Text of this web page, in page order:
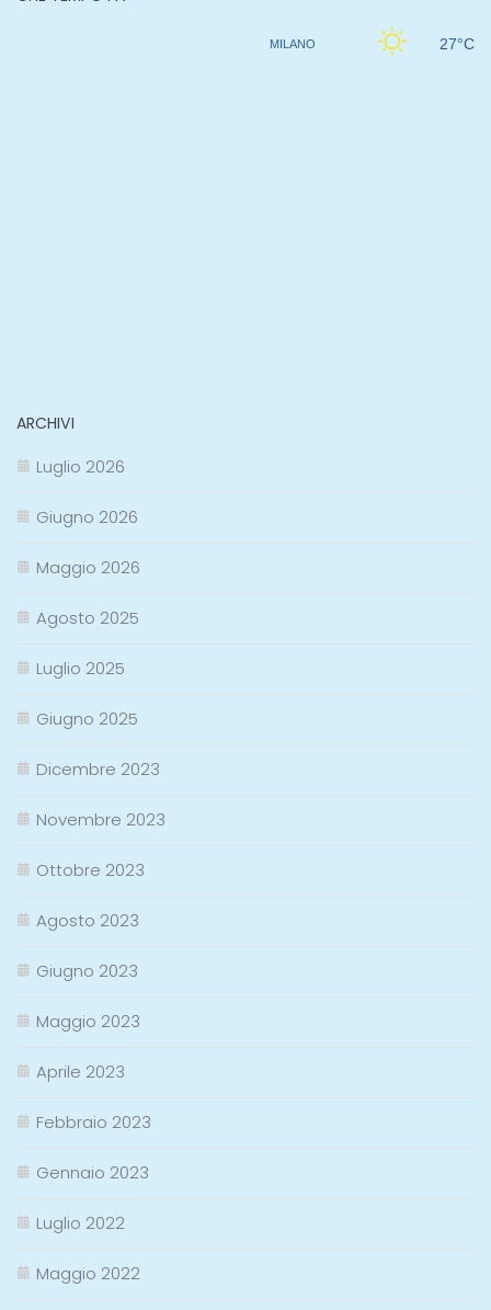
ARCHIVI
Luglio 2026
Giugno 2026
Maggio 2026
Agosto 2025
Luglio 2025
Giugno 2025
Dicembre 2023
Novembre 2023
Ottobre 2023
Agosto 2023
Giugno 2023
Maggio 2023
Aprile 2023
Febbraio 2023
Gennaio 2023
Luglio 2022
Maggio 2022